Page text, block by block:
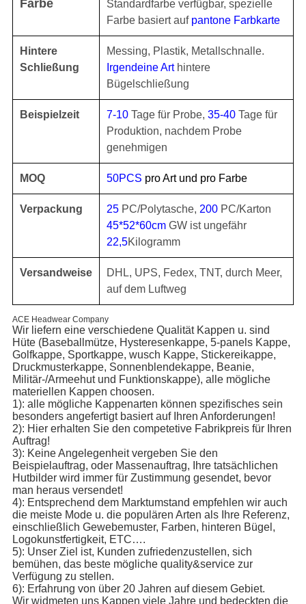
Farbe
Standardfarbe verfügbar, spezielle
Farbe basiert aufpantone Farbkarte
Hintere
Schließung
Messing, Plastik, Metallschnalle.
Irgendeine Arthintere
Bügelschließung
Beispielzeit 7-10 Tage für Probe, 35-40 Tage für
Produktion, nachdem Probe
genehmigen
MOQ 50PCS pro Art und pro Farbe
Verpackung 25PC/Polytasche, 200PC/Karton
45*52*60cmGW ist ungefähr
22,5Kilogramm
Versandweise
DHL, UPS, Fedex, TNT, durch Meer,
auf dem Luftweg
ACE Headwear Company
Wir liefern eine verschiedene Qualität Kappen u. sind
Hüte (Baseballmütze, Hysteresenkappe, 5-panels Kappe,
Golfkappe, Sportkappe, wusch Kappe, Stickereikappe,
Druckmusterkappe, Sonnenblendekappe, Beanie,
Militär-/Armeehut und Funktionskappe), alle mögliche
materiellen Kappen choosen.
1): alle mögliche Kappenarten können spezifisches sein
besonders angefertigt basiert auf Ihren Anforderungen!
2): Hier erhalten Sie den competetive Fabrikpreis für Ihren
Auftrag!
3): Keine Angelegenheit vergeben Sie den
Beispielauftrag, oder Massenauftrag, Ihre tatsächlichen
Hutbilder wird immer für Zustimmung gesendet, bevor
man heraus versendet!
4): Entsprechend dem Marktumstand empfehlen wir auch
die meiste Mode u. die populären Arten als Ihre Referenz,
einschließlich Gewebemuster, Farben, hinteren Bügel,
Logokunstfertigkeit, ETC….
5): Unser Ziel ist, Kunden zufriedenzustellen, sich
bemühen, das beste mögliche quality&service zur
Verfügung zu stellen.
6): Erfahrung von über 20 Jahren auf diesem Gebiet.
Wir widmeten uns Kappen viele Jahre und bedeckten die